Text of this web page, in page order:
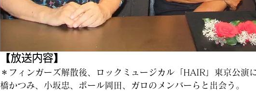
【放送内容】
＊ フィンガーズ解散後、ロックミュージカル「HAIR」東京公演
橋かつみ、小坂忠、ポール岡田、ガロのメンバーらと出会う。